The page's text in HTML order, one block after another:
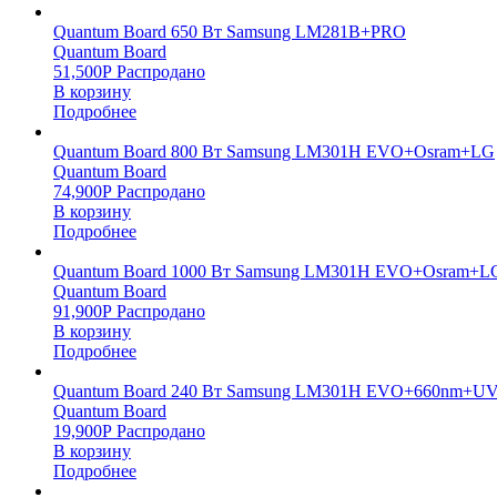
Quantum Board 650 Вт Samsung LM281B+PRO
Quantum Board
51,500Р Распродано
В корзину
Подробнее
Quantum Board 800 Вт Samsung LM301H EVO+Osram+LG
Quantum Board
74,900Р Распродано
В корзину
Подробнее
Quantum Board 1000 Вт Samsung LM301H
Quantum Board
91,900Р Распродано
В корзину
Подробнее
Quantum Board 240 Вт Samsung LM301H
Quantum Board
19,900Р Распродано
В корзину
Подробнее